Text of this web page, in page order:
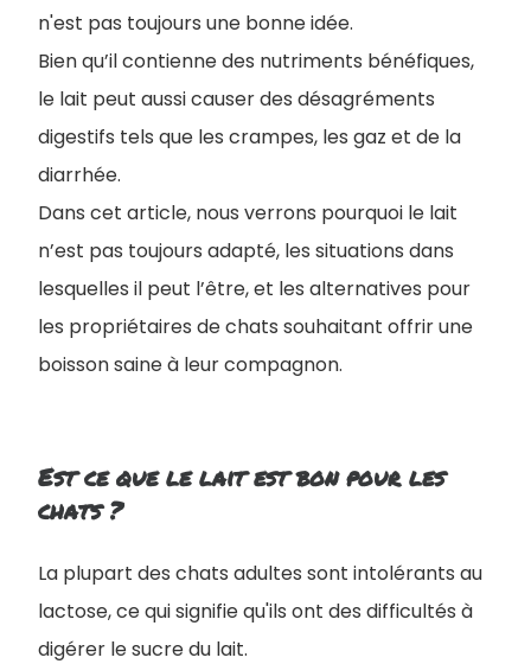
n'est pas toujours une bonne idée.
Bien qu’il contienne des nutriments bénéfiques,
le lait peut aussi causer des désagréments
digestifs tels que les crampes, les gaz et de la
diarrhée.
Dans cet article, nous verrons pourquoi le lait
n’est pas toujours adapté, les situations dans
lesquelles il peut l’être, et les alternatives pour
les propriétaires de chats souhaitant offrir une
boisson saine à leur compagnon.
Est ce que le lait est bon pour les
chats ?
La plupart des chats adultes sont intolérants au
lactose, ce qui signifie qu'ils ont des difficultés à
digérer le sucre du lait.